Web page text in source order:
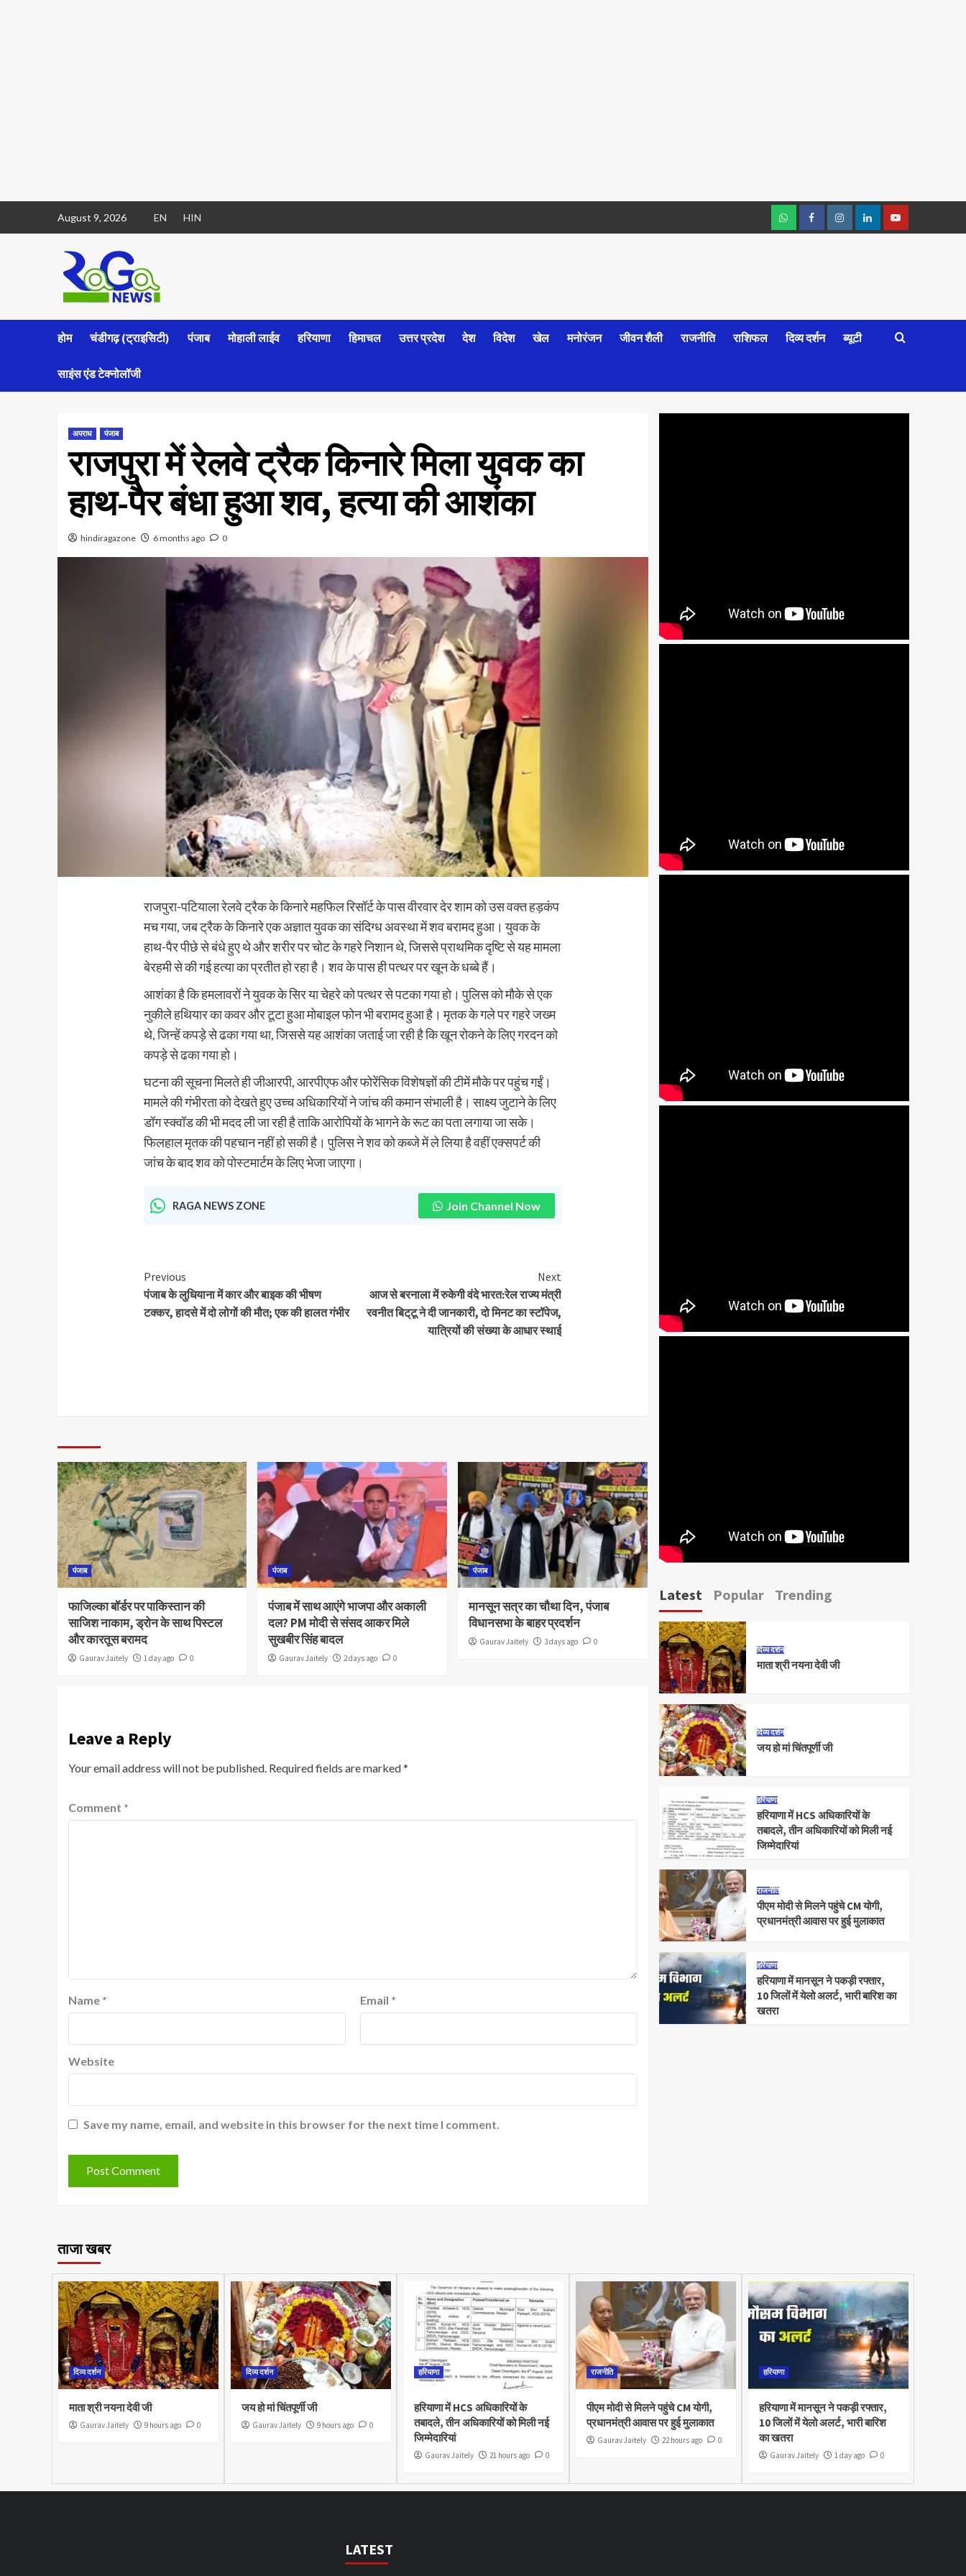
August 9, 2026 EN HIN
होम चंडीगढ़ (ट्राइसिटी) पंजाब मोहाली लाईव हरियाणा हिमाचल उत्तर प्रदेश देश विदेश खेल मनोरंजन जीवन शैली राजनीति राशिफल दिव्य दर्शन ब्यूटी
साइंस एंड टेक्नोलॉजी
अपराध पंजाब
राजपुरा में रेलवे ट्रैक किनारे मिला युवक का
हाथ-पैर बंधा हुआ शव, हत्या की आशंका
hindiragazone 6 months ago 0
राजपुरा-पटियाला रेलवे ट्रैक के किनारे महफिल रिसॉर्ट के पास वीरवार देर शाम को उस वक्त हड़कंप
मच गया, जब ट्रैक के किनारे एक अज्ञात युवक का संदिग्ध अवस्था में शव बरामद हुआ। युवक के
हाथ-पैर पीछे से बंधे हुए थे और शरीर पर चोट के गहरे निशान थे, जिससे प्राथमिक दृष्टि से यह मामला
बेरहमी से की गई हत्या का प्रतीत हो रहा है। शव के पास ही पत्थर पर खून के धब्बे हैं।
आशंका है कि हमलावरों ने युवक के सिर या चेहरे को पत्थर से पटका गया हो। पुलिस को मौके से एक
नुकीले हथियार का कवर और टूटा हुआ मोबाइल फोन भी बरामद हुआ है। मृतक के गले पर गहरे जख्म
थे, जिन्हें कपड़े से ढका गया था, जिससे यह आशंका जताई जा रही है कि खून रोकने के लिए गरदन को
कपड़े से ढका गया हो।
घटना की सूचना मिलते ही जीआरपी, आरपीएफ और फोरेंसिक विशेषज्ञों की टीमें मौके पर पहुंच गईं।
मामले की गंभीरता को देखते हुए उच्च अधिकारियों ने जांच की कमान संभाली है। साक्ष्य जुटाने के लिए
डॉग स्क्वॉड की भी मदद ली जा रही है ताकि आरोपियों के भागने के रूट का पता लगाया जा सके।
फिलहाल मृतक की पहचान नहीं हो सकी है। पुलिस ने शव को कब्जे में ले लिया है वहीं एक्सपर्ट की
जांच के बाद शव को पोस्टमार्टम के लिए भेजा जाएगा।
RAGA NEWS ZONE Join Channel Now
Previous
पंजाब के लुधियाना में कार और बाइक की भीषण
टक्कर, हादसे में दो लोगों की मौत; एक की हालत गंभीर
Next
आज से बरनाला में रुकेगी वंदे भारत:रेल राज्य मंत्री
रवनीत बिट्‌टू ने दी जानकारी, दो मिनट का स्टॉपेज,
यात्रियों की संख्या के आधार स्थाई
पंजाब
फाजिल्का बॉर्डर पर पाकिस्तान की
साजिश नाकाम, ड्रोन के साथ पिस्टल
और कारतूस बरामद
Gaurav Jaitely 1 day ago 0
पंजाब
पंजाब में साथ आएंगे भाजपा और अकाली
दल? PM मोदी से संसद आकर मिले
सुखबीर सिंह बादल
Gaurav Jaitely 2 days ago 0
पंजाब
मानसून सत्र का चौथा दिन, पंजाब
विधानसभा के बाहर प्रदर्शन
Gaurav Jaitely 3 days ago 0
Leave a Reply
Your email address will not be published. Required fields are marked*
Comment *
Name * Email *
Website
Save my name, email, and website in this browser for the next time I comment.
Latest Popular Trending
दिव्य दर्शन
माता श्री नयना देवी जी
दिव्य दर्शन
जय हो मां चिंतपूर्णी जी
हरियाणा
हरियाणा में HCS अधिकारियों के
तबादले, तीन अधिकारियों को मिली नई
जिम्मेदारियां
राजनीति
पीएम मोदी से मिलने पहुंचे CM योगी,
प्रधानमंत्री आवास पर हुई मुलाकात
हरियाणा
हरियाणा में मानसून ने पकड़ी रफ्तार,
10 जिलों में येलो अलर्ट, भारी बारिश का
खतरा
ताजा खबर
दिव्य दर्शन
माता श्री नयना देवी जी
Gaurav Jaitely 9 hours ago 0
दिव्य दर्शन
जय हो मां चिंतपूर्णी जी
Gaurav Jaitely 9 hours ago 0
हरियाणा
हरियाणा में HCS अधिकारियों के
तबादले, तीन अधिकारियों को मिली नई
जिम्मेदारियां
Gaurav Jaitely 21 hours ago 0
राजनीति
पीएम मोदी से मिलने पहुंचे CM योगी,
प्रधानमंत्री आवास पर हुई मुलाकात
Gaurav Jaitely 22 hours ago 0
हरियाणा
हरियाणा में मानसून ने पकड़ी रफ्तार,
10 जिलों में येलो अलर्ट, भारी बारिश
का खतरा
Gaurav Jaitely 1 day ago 0
LATEST